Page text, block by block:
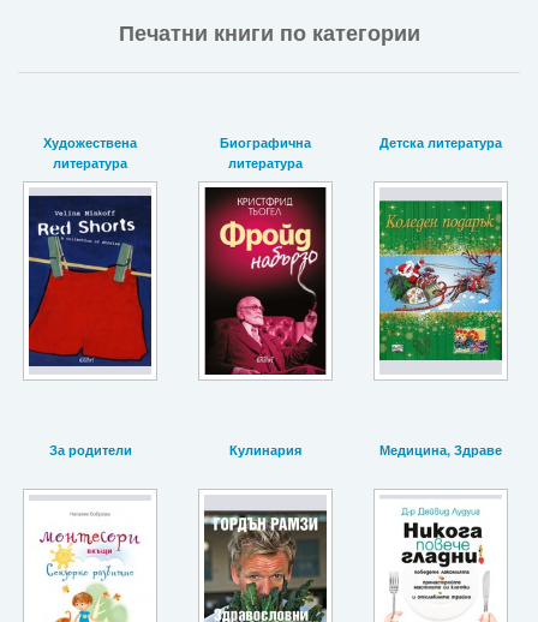
Печатни книги по категории
Художествена
литература
Биографична
литература
Детска литература
За родители Кулинария Медицина, Здраве